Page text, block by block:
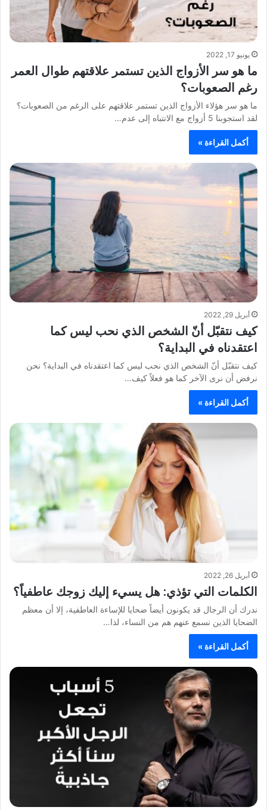
يونيو 17, 2022
ما هو سر الأزواج الذين تستمر علاقتهم طوال العمر
رغم الصعوبات؟
ما هو سر هؤلاء الأزواج الذين تستمر علاقتهم على الرغم من الصعوبات؟
لقد استجوبنا 5 أزواج مع الانتباه إلى عدم…
أكمل القراءة »
أبريل 29, 2022
كيف نتقبّل أنّ الشخص الذي نحب ليس كما
اعتقدناه في البداية؟
كيف نتقبّل أنّ الشخص الذي نحب ليس كما اعتقدناه في البداية؟ نحن
نرفض أن نرى الآخر كما هو فعلاً كيف…
أكمل القراءة »
أبريل 26, 2022
الكلمات التي تؤذي: هل يسيء إليك زوجك عاطفياً؟
ندرك أن الرجال قد يكونون أيضاً ضحايا للإساءة العاطفية، إلا أن معظم
الضحايا الذين نسمع عنهم هم من النساء، لذا…
أكمل القراءة »